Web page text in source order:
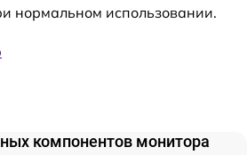
нормальном использовании.
компонентов монитора